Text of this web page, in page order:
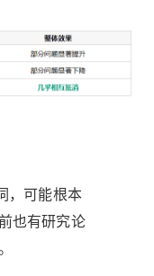
，可能根本
也有研究论